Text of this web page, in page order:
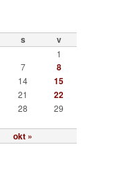
s v
okt »
1
7 8
14 15
21
22
28
29